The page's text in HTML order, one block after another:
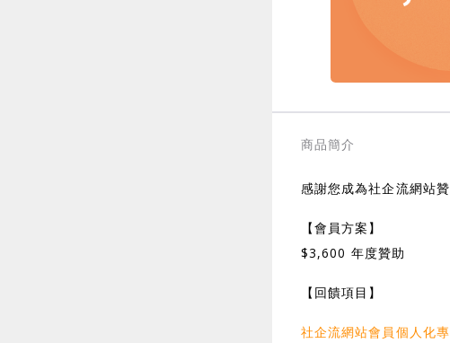
商品簡介
感謝您成為社企流網站贊
【會員方案】
$3,600 年度贊助
【回饋項目】
社企流網站會員個人化